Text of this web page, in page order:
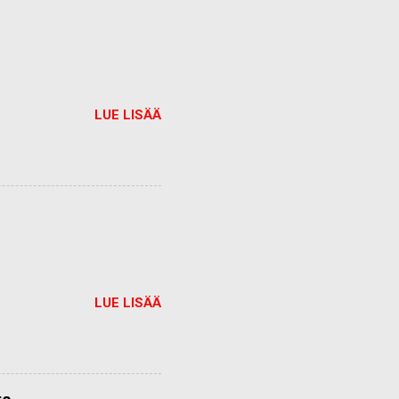
LUE LISÄÄ
LUE LISÄÄ